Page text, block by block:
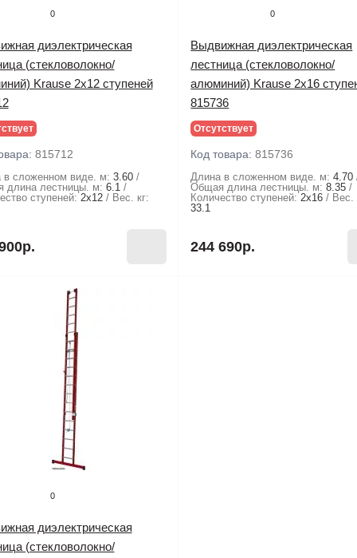
0
диэлектрическая
(стекловолокно/
Krause 2х12 ступеней
815712
в сложенном виде. м: 3.60
длина лестницы. м: 6.1
ступеней: 2х12
Вес. кг:
0
Выдвижная диэлектрическая
лестница (стекловолокно/
алюминий) Krause 2х16
815736
Отсутствует
Код товара:815736
Длина в сложенном виде. м: 4.70
Общая длина лестницы. м: 8.35
Количество ступеней: 2х16
Вес.
33.1
244 690р.
0
диэлектрическая
(стекловолокно/